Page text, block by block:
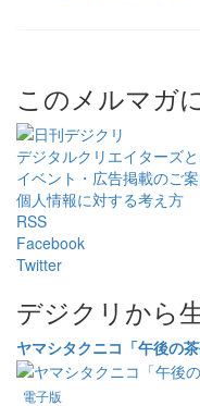
このメルマガ
デジタルクリエイターズ
イベント・広告掲載のご
個人情報に対する考え方
RSS
Facebook
Twitter
デジクリから
ヤマシタクニコ「午後の茶
電子版